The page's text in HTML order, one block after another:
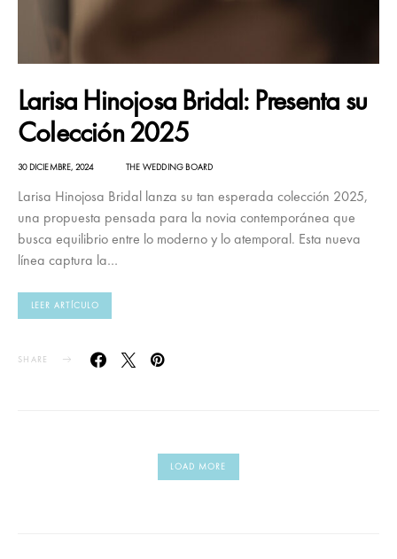
Larisa Hinojosa Bridal: Presenta su
Colección 2025
30 DICIEMBRE, 2024 THE WEDDING BOARD
Larisa Hinojosa Bridal lanza su tan esperada colección 2025,
una propuesta pensada para la novia contemporánea que
busca equilibrio entre lo moderno y lo atemporal. Esta nueva
línea captura la…
LEER ARTÍCULO
SHARE
LOAD MORE